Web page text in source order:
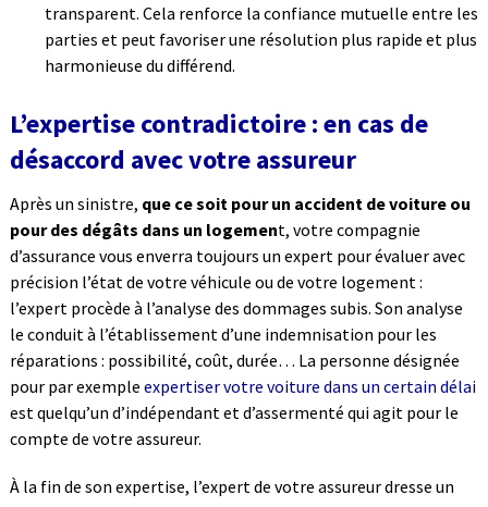
transparent. Cela renforce la confiance mutuelle entre les
parties et peut favoriser une résolution plus rapide et plus
harmonieuse du différend.
L’expertise contradictoire : en cas de
désaccord avec votre assureur
Après un sinistre, que ce soit pour un accident de voiture ou
pour des dégâts dans un logement, votre compagnie
d’assurance vous enverra toujours un expert pour évaluer avec
précision l’état de votre véhicule ou de votre logement :
l’expert procède à l’analyse des dommages subis. Son analyse
le conduit à l’établissement d’une indemnisation pour les
réparations : possibilité, coût, durée… La personne désignée
pour par exemple expertiser votre voiture dans un certain délai
est quelqu’un d’indépendant et d’assermenté qui agit pour le
compte de votre assureur.
À la fin de son expertise, l’expert de votre assureur dresse un